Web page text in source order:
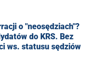
o "neosędziach"?
do KRS. Bez
ws. statusu sędziów